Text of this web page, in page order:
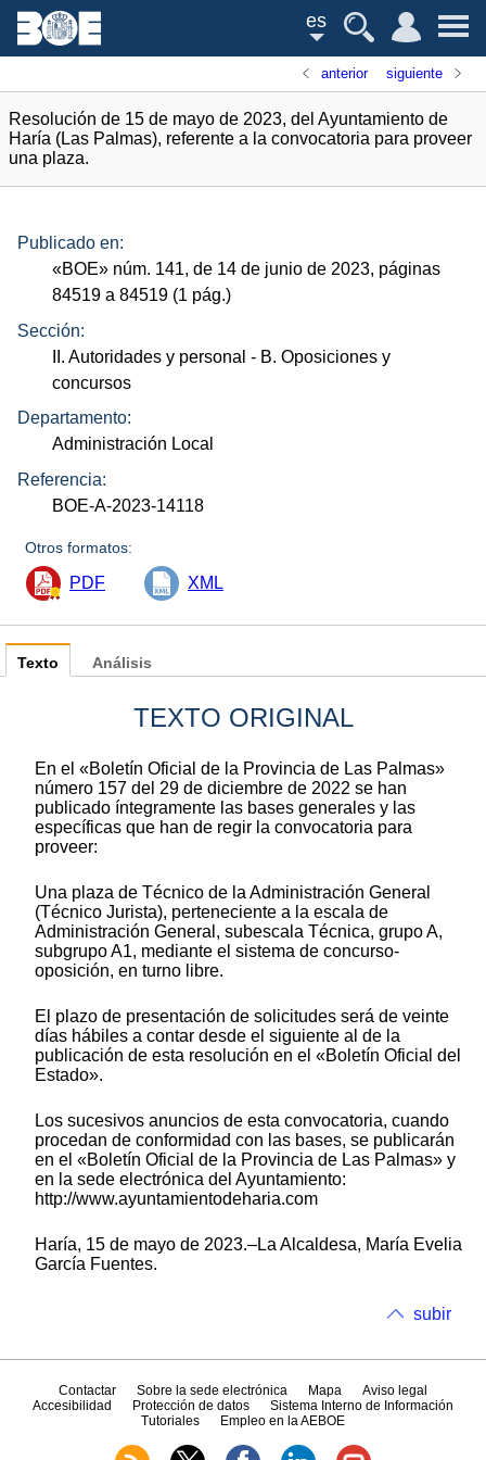
es
anterior siguiente
Resolución de 15 de mayo de 2023, del Ayuntamiento de
Haría (Las Palmas), referente a la convocatoria para proveer
una plaza.
Publicado en:
«BOE» núm. 141, de 14 de junio de 2023, páginas
84519 a 84519 (1 pág.)
Sección:
II. Autoridades y personal - B. Oposiciones y
concursos
Departamento:
Administración Local
Referencia:
BOE-A-2023-14118
Otros formatos:
PDF XML
Texto
TEXTO ORIGINAL
En el «Boletín Oficial de la Provincia de Las Palmas»
número 157 del 29 de diciembre de 2022 se han
publicado íntegramente las bases generales y las
específicas que han de regir la convocatoria para
proveer:
Una plaza de Técnico de la Administración General
(Técnico Jurista), perteneciente a la escala de
Administración General, subescala Técnica, grupo A,
subgrupo A1, mediante el sistema de concurso-
oposición, en turno libre.
El plazo de presentación de solicitudes será de veinte
días hábiles a contar desde el siguiente al de la
publicación de esta resolución en el «Boletín Oficial del
Estado».
Los sucesivos anuncios de esta convocatoria, cuando
procedan de conformidad con las bases, se publicarán
en el «Boletín Oficial de la Provincia de Las Palmas» y
en la sede electrónica del Ayuntamiento:
http://www.ayuntamientodeharia.com
Haría, 15 de mayo de 2023.–La Alcaldesa, María Evelia
García Fuentes.
Análisis
subir
Contactar Sobre la sede electrónica Mapa
Aviso legal
Accesibilidad
Protección de datos
Sistema Interno de Información
Tutoriales
Empleo en la AEBOE